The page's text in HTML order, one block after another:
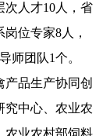
次人才10人，省
位专家8人，
师团队1个。
品生产协同创
究中心、农业农
农业农村部饲料